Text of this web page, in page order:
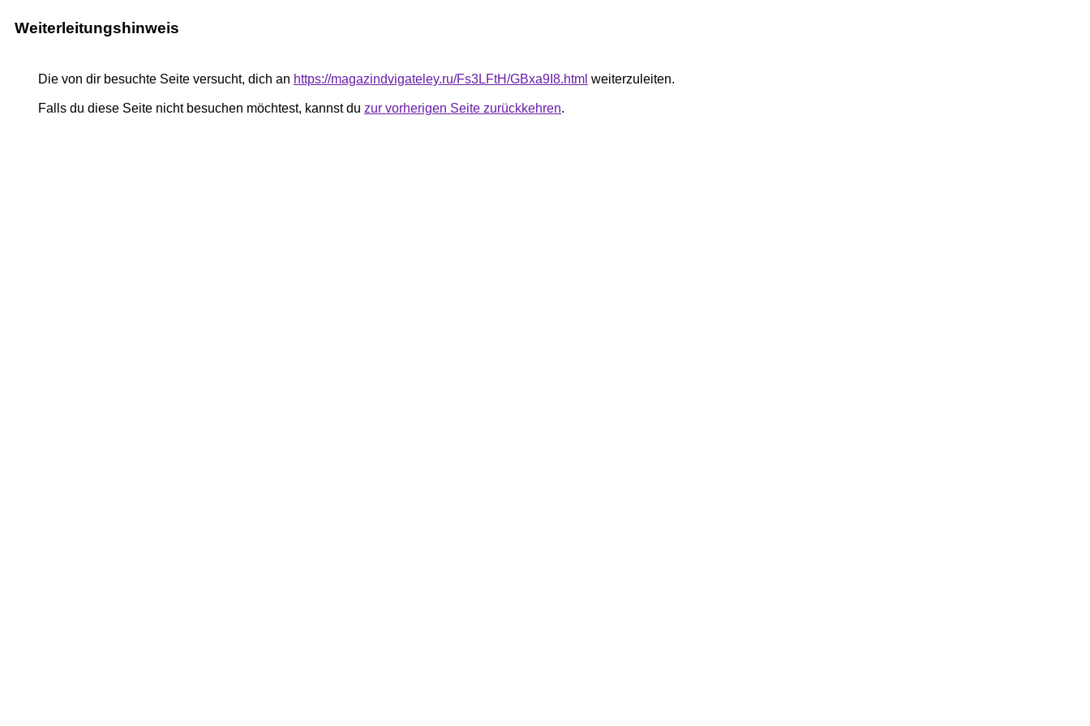
Weiterleitungshinweis
Die von dir besuchte Seite versucht, dich an https://magazindvigateley.ru/Fs3LFtH/GBxa9I8.html weiterzuleiten.
Falls du diese Seite nicht besuchen möchtest, kannst du zur vorherigen Seite zurückkehren.